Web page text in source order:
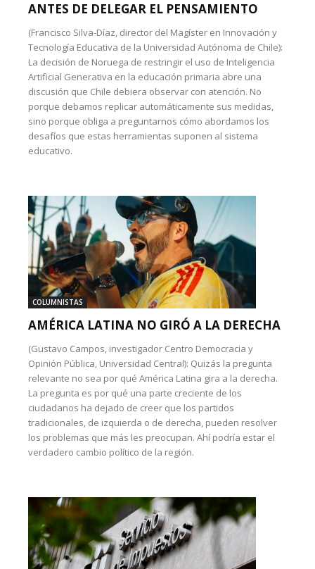
ANTES DE DELEGAR EL PENSAMIENTO
(Francisco Silva-Díaz, director del Magíster en Innovación y
Tecnología Educativa de la Universidad Autónoma de Chile):
La decisión de Noruega de restringir el uso de Inteligencia
Artificial Generativa en la educación primaria abre una
discusión que Chile debiera observar con atención. No
porque debamos replicar automáticamente sus medidas,
sino porque obliga a preguntarnos cómo abordamos los
desafíos que estas herramientas suponen al sistema
educativo.
COLUMNISTAS
AMÉRICA LATINA NO GIRÓ A LA DERECHA
(Gustavo Campos, investigador Centro Democracia y
Opinión Pública, Universidad Central): Quizás la pregunta
relevante no sea por qué América Latina gira a la derecha.
La pregunta es por qué una parte creciente de los
ciudadanos ha dejado de creer que los partidos
tradicionales, de izquierda o de derecha, pueden resolver
los problemas que más les preocupan. Ahí podría estar el
verdadero cambio político de la región.